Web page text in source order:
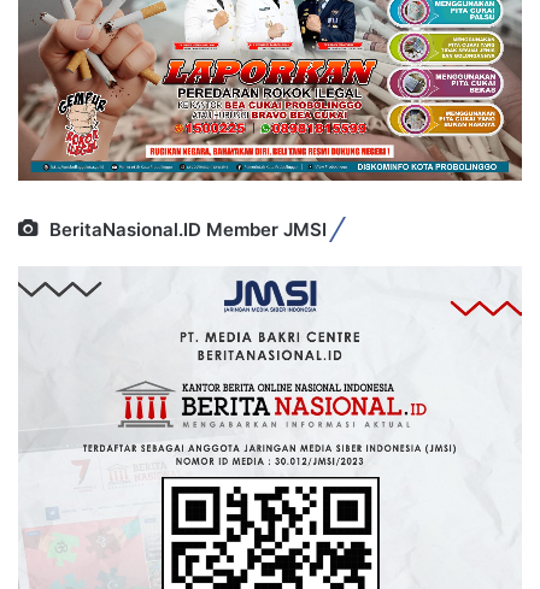
BeritaNasional.ID Member JMSI